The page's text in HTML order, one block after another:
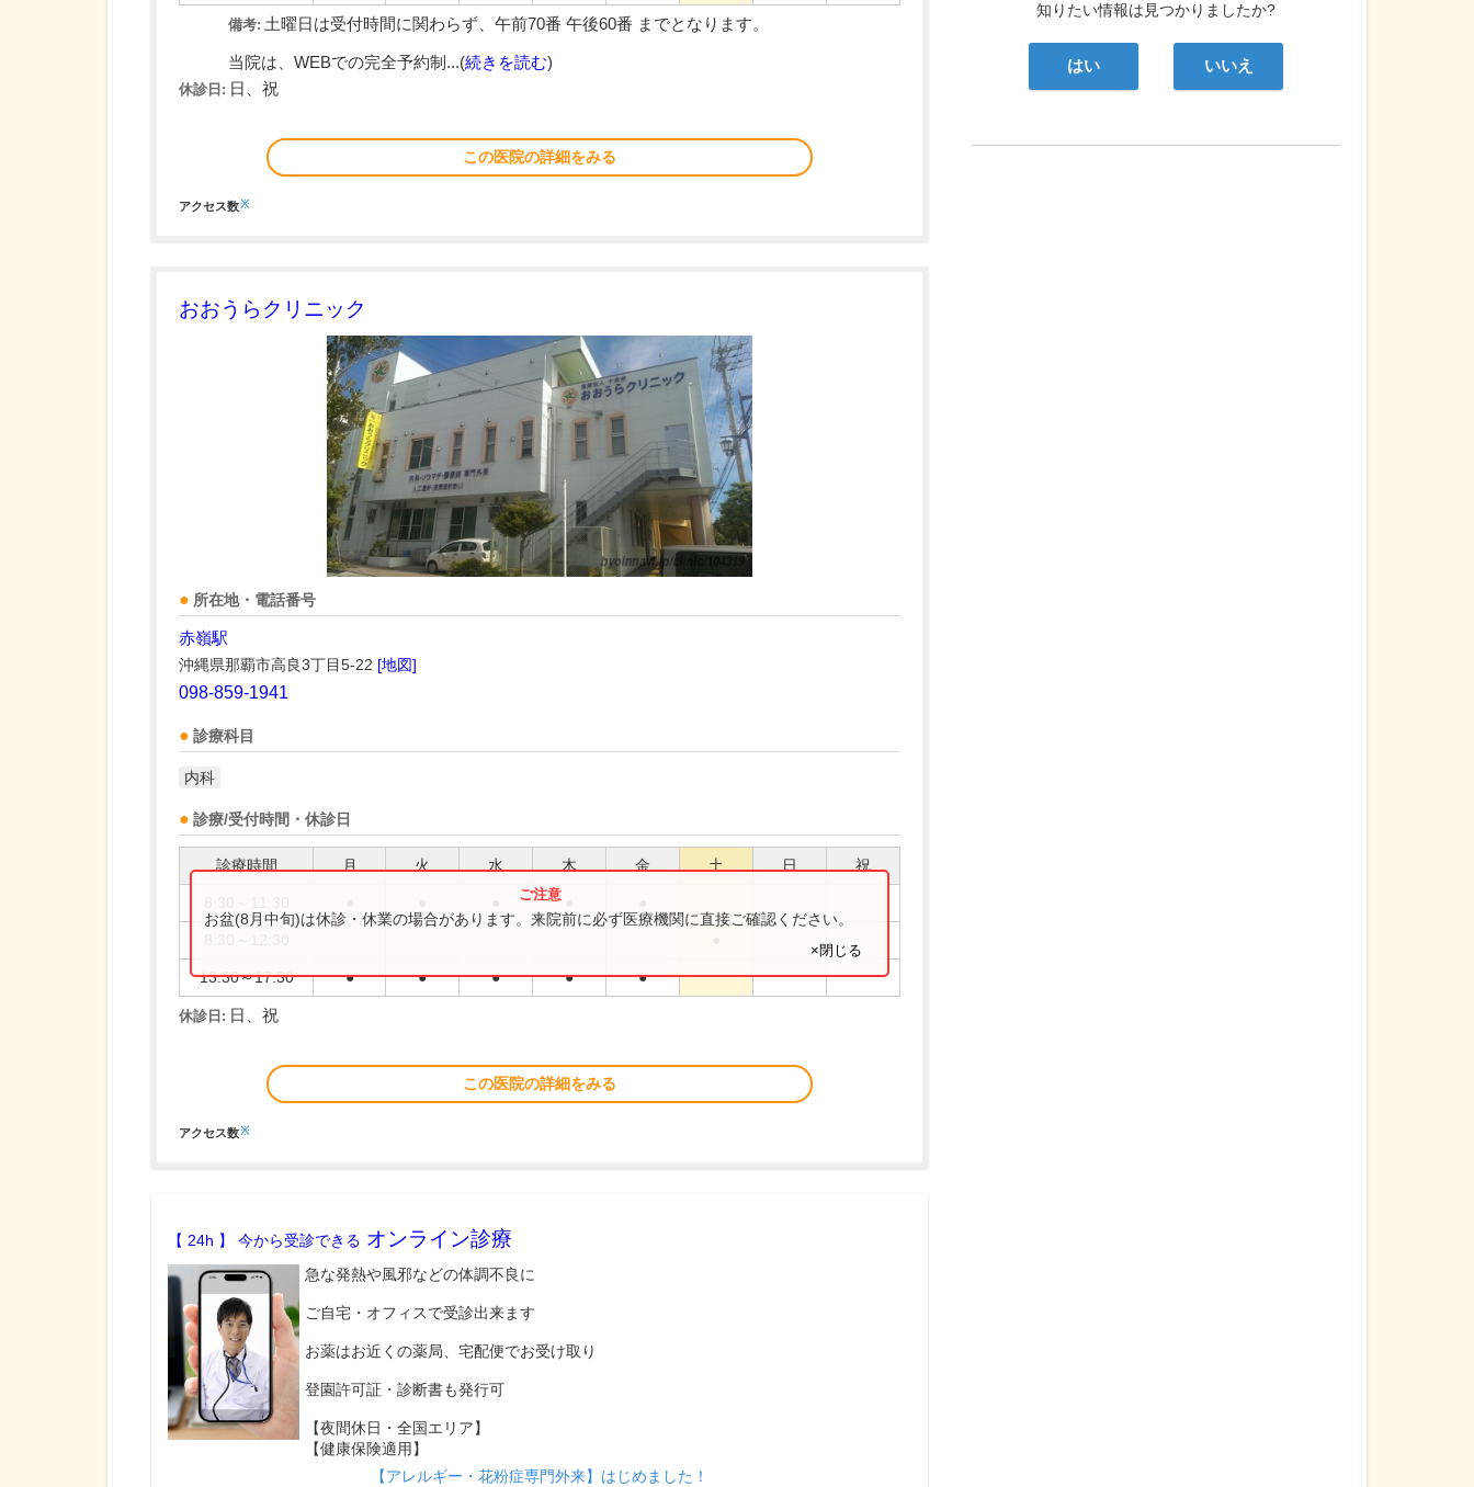
備考: 土曜日は受付時間に関わらず、午前70番 午後60番 までとなります。
当院は、WEBでの完全予約制...(続きを読む)
休診日: 日、祝
この医院の詳細をみる
アクセス数※
おおうらクリニック
所在地・電話番号
赤嶺駅
沖縄県那覇市高良3丁目5-22 [地図]
098-859-1941
診療科目
内科
診療/受付時間・休診日
診療時間 月 火 水 木 金 土 日 祝
13:30～17:30 ● ● ● ● ●
お盆(8月中旬)は休診・休業の場合があります。来院前に必ず医療機関に直接ご確認ください。
×閉じる
休診日: 日、祝
この医院の詳細をみる
アクセス数※
【 24h 】 今から受診できる オンライン診療
急な発熱や風邪などの体調不良に
ご自宅・オフィスで受診出来ます
お薬はお近くの薬局、宅配便でお受け取り
登園許可証・診断書も発行可
【夜間休日・全国エリア】
【健康保険適用】
【アレルギー・花粉症専門外来】はじめました！
知りたい情報は見つかりましたか?
はい いいえ